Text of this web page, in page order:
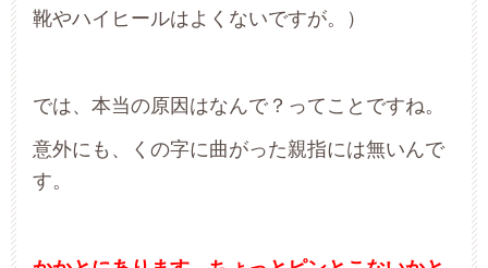
靴やハイヒールはよくないですが。）
では、本当の原因はなんで？ってことですね。
意外にも、くの字に曲がった親指には無いんで
す。